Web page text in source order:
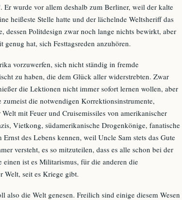
wurde vor allem deshalb zum Berliner, weil der kalte
heißeste Stelle hatte und der lächelnde Weltsheriff das
dessen Politdesign zwar noch lange nichts bewirkt, aber
genug hat, sich Festtagsreden anzuhören.
vorzuwerfen, sich nicht ständig in fremde
zu haben, die dem Glück aller widerstrebten. Zwar
die Lektionen nicht immer sofort lernen wollen, aber
die notwendigen Korrektionsinstrumente,
mit Feuer und Cruisemissiles von amerikanischer
Vietkong, südamerikanische Drogenkönige, fanatische
des Lebens kennen, weil Uncle Sam stets das Gute
versteht, es so mitzuteilen, dass es alle schon bei der
einen ist es Militarismus, für die anderen die
Welt, seit es Kriege gibt.
also die Welt genesen. Freilich sind einige diesem Wesen